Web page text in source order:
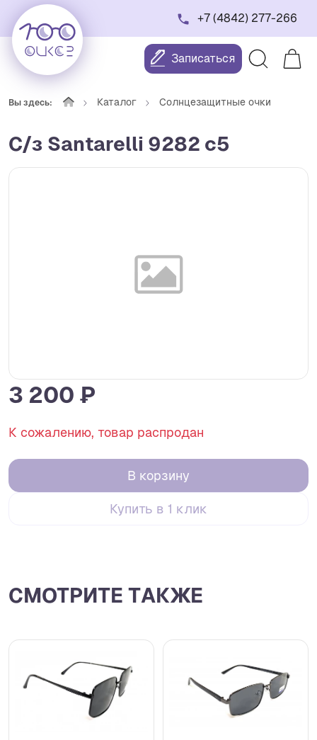
+7 (4842) 277-266
Записаться
Вы здесь: Каталог Солнцезащитные очки
С/з Santarelli 9282 c5
3 200 ₽
К сожалению, товар распродан
В корзину
Купить в 1 клик
СМОТРИТЕ ТАКЖЕ